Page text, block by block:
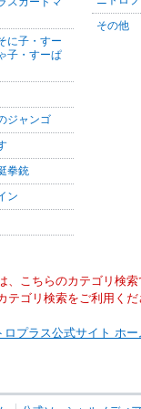
に子・すー
子・すーぱ
ジャンゴ
拳銃
ン
その他
、こちらのカテゴリ検索
テゴリ検索をご利用くだ
ロプラス公式サイト ホー